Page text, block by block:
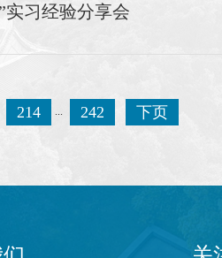
实习经验分享会
214 242 下页